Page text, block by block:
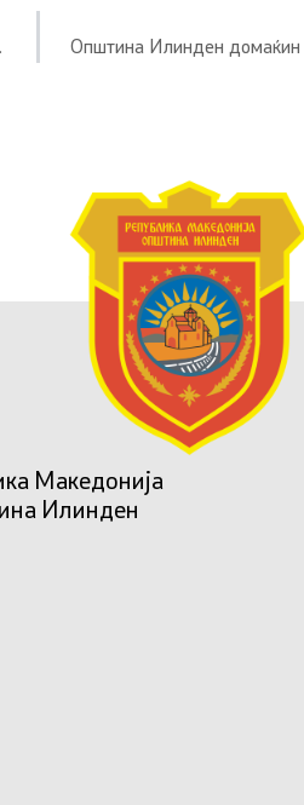
Шпанија
Македонија
Илинден